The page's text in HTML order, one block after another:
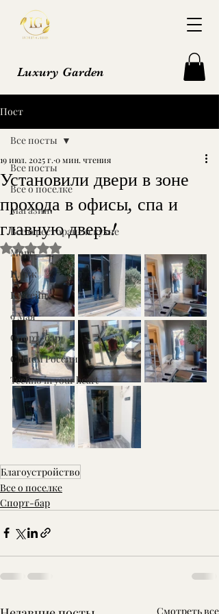
Luxury Garden
Пост
Все посты
Все о поселке
Магазин
Все о ресторане и кухне
Море
Пляж
Бассейн
9 Мая
Спорт-бар
С Днем России
Techno in your heart
Все посты
Установили двери в зоне
прохода в офисы, спа и
главную дверь!
19 июл. 2025 г. 0 мин. чтения
Оценка: не число из 5 звезд.
Благоустройство
Все о поселке
Спорт-бар
Смотреть все